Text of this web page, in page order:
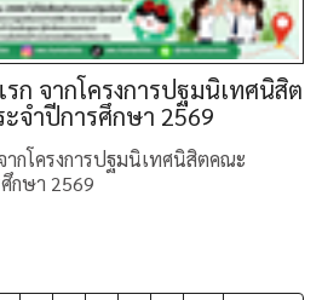
ก จากโครงการปฐมนิเทศนิสิต
จำปีการศึกษา 2569
กโครงการปฐมนิเทศนิสิตคณะ
กษา 2569